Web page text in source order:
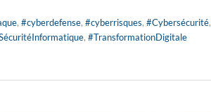
, #cyberdefense, #cyberrisques, #Cybersécurité,
, #TransformationDigitale